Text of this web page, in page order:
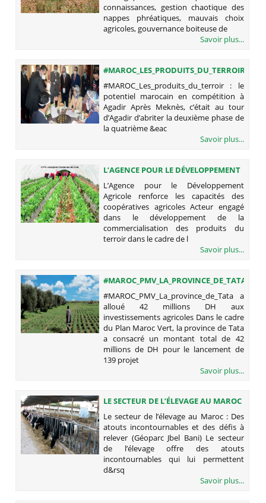
connaissances, gestion chaotique des
nappes phréatiques, mauvais choix
agricoles, gouvernance boiteuse de
Savoir plus...
#MAROC_LES_PRODUITS_DU_TERROIR
: LE POTENTIEL MAROCAIN EN
COMPÉTITION À AGADIR
#MAROC_Les_produits_du_terroir : le
potentiel marocain en compétition à
Agadir Après Meknès, c’était au tour
d’Agadir d’abriter la deuxième phase de
la quatrième &eac
Savoir plus...
L’AGENCE POUR LE DÉVELOPPEMENT
AGRICOLE RENFORCE LES CAPACITÉS
DES COOPÉRATIVES AGRICOLES
L’Agence pour le Développement
Agricole renforce les capacités des
coopératives agricoles Acteur engagé
dans le développement de la
commercialisation des produits du
terroir dans le cadre de l
Savoir plus...
#MAROC_PMV_LA_PROVINCE_DE_TATA
A ALLOUÉ 42 MILLIONS DH AUX
INVESTISSEMENTS AGRICOLES
#MAROC_PMV_La_province_de_Tata a
alloué 42 millions DH aux
investissements agricoles Dans le cadre
du Plan Maroc Vert, la province de Tata
a consacré un montant total de 42
millions de DH pour le lancement de
139 projet
Savoir plus...
LE SECTEUR DE L’ÉLEVAGE AU MAROC
: DES ATOUTS INCONTOURNABLES
ET DES DÉFIS À RELEVER (GÉOPARC
JBEL BANI)
Le secteur de l’élevage au Maroc : Des
atouts incontournables et des défis à
relever (Géoparc Jbel Bani) Le secteur
de l’élevage offre des atouts
incontournables qui lui permettent
d&rsq
Savoir plus...